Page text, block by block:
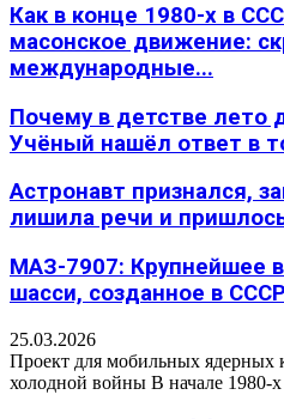
Как в конце 1980-х в
масонское движение:
международные...
Почему в детстве лето
Учёный нашёл ответ в
Астронавт признался,
лишила речи и
МАЗ-7907: Крупнейшее
шасси, созданное в
25.03.2026
Проект для мобильных ядерных
холодной войны В начале 1980-х